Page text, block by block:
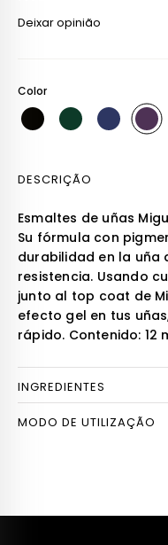
Deixar opinião
Color
DESCRIÇÃO
Esmaltes de uñas
Su fórmula con
durabilidad en la uña
resistencia. Usando
junto al top coat de
efecto gel en tus
rápido. Contenido: 12
INGREDIENTES
MODO DE UTILIZAÇÃO